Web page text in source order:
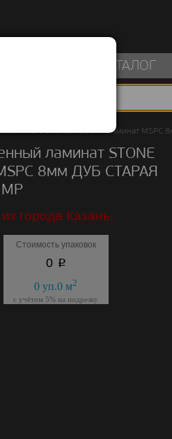
КАТАЛОГ
ламинат/STONE FLOOR/Ламинат MSPC
ламинат STONE
8мм ДУБ СТАРАЯ
города Казань.
Стоимость упаковок
0 p
0 уп.0 м2
с учётом 5% на подрезку